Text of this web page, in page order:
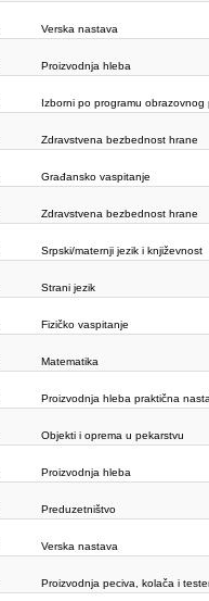
Verska nastava
Proizvodnja hleba
Izborni po programu obrazovnog
Zdravstvena bezbednost hrane
Građansko vaspitanje
Zdravstvena bezbednost hrane
Srpski/maternji jezik i književnost
Strani jezik
Fizičko vaspitanje
Matematika
Proizvodnja hleba praktična
Objekti i oprema u pekarstvu
Proizvodnja hleba
Preduzetništvo
Verska nastava
Proizvodnja peciva, kolača i